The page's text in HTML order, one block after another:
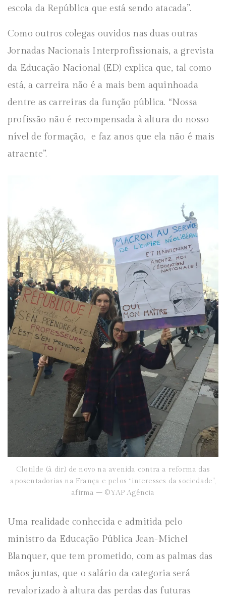
escola da República que está sendo atacada”.
Como outros colegas ouvidos nas duas outras
Jornadas Nacionais Interprofissionais, a grevista
da Educação Nacional (ED) explica que, tal como
está, a carreira não é a mais bem aquinhoada
dentre as carreiras da função pública. “Nossa
profissão não é recompensada à altura do nosso
nível de formação, e faz anos que ela não é mais
atraente”.
Clotilde (à dir.) de novo na avenida contra a reforma das
aposentadorias na França e pelos “interesses da sociedade”,
afirma – ©YAP Agência
Uma realidade conhecida e admitida pelo
ministro da Educação Pública Jean-Michel
Blanquer, que tem prometido, com as palmas das
mãos juntas, que o salário da categoria será
revalorizado à altura das perdas das futuras